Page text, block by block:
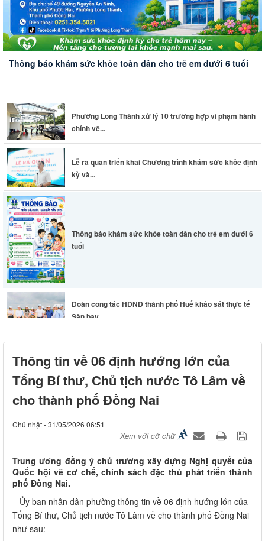
Phường Long Thành xử lý 10 trường hợp vi phạm hành
chính về...
Thông báo khám sức khỏe toàn dân cho trẻ em dưới 6
tuổi
Đoàn công tác HĐND thành phố Huế khảo sát thực tế
Sân bay...
khắc phục hư...
Thông tin về 06 định hướng lớn của
Tổng Bí thư, Chủ tịch nước Tô Lâm về
Xem với cỡ chữ
Trung ương đồng ý chủ trương xây dựng Nghị quyết của
Quốc hội về cơ chế, chính sách đặc thù phát triển thành
Ủy ban nhân dân phường thông tin về 06 định hướng lớn của
Tổng Bí thư, Chủ tịch nước Tô Lâm về cho thành phố Đồng Nai
như sau: